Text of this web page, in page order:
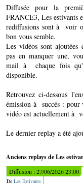
Diffusée pour la
FRANCE3, Les estivants
rediffusions sont à voir
bon vous semble.
Les vidéos sont ajoutées
pas en manquer une,
mail à chaque fois
disponible.
Retrouvez ci-dessous
émission à succés : pour
vidéo est actuellement à
Le dernier replay a été
Anciens replays de Les
Diffusion : 27/06/2026 23:00
De Les Estivants